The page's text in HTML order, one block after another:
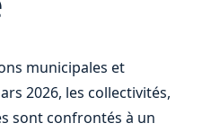
municipales et
2026, les collectivités,
sont confrontés à un